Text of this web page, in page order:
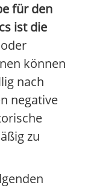
für den
ist die
können
nach
negative
zu